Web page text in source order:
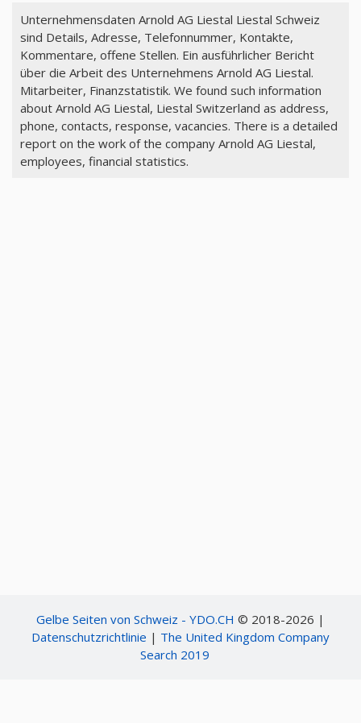
Unternehmensdaten Arnold AG Liestal Liestal Schweiz
sind Details, Adresse, Telefonnummer, Kontakte,
Kommentare, offene Stellen. Ein ausführlicher Bericht
über die Arbeit des Unternehmens Arnold AG Liestal.
Mitarbeiter, Finanzstatistik. We found such information
about Arnold AG Liestal, Liestal Switzerland as address,
phone, contacts, response, vacancies. There is a detailed
report on the work of the company Arnold AG Liestal,
employees, financial statistics.
Gelbe Seiten von Schweiz - YDO.CH © 2018-2026 |
Datenschutzrichtlinie | The United Kingdom Company
Search 2019